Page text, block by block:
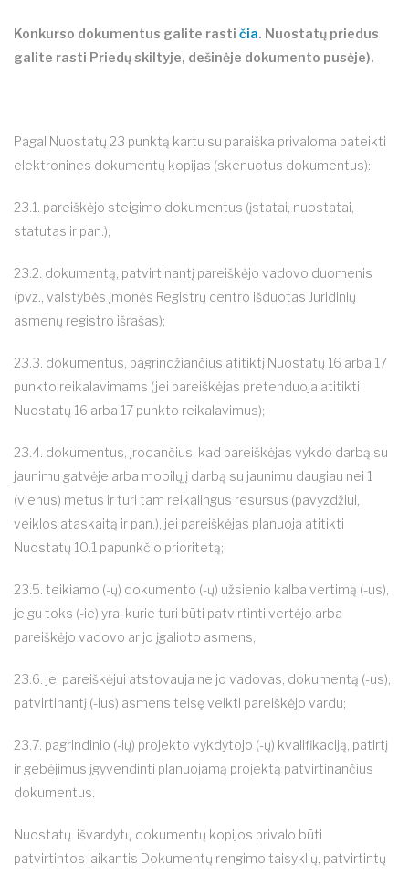
Konkurso dokumentus galite rasti čia. Nuostatų priedus
galite rasti Priedų skiltyje, dešinėje dokumento pusėje).
Pagal Nuostatų 23 punktą kartu su paraiška privaloma pateikti
elektronines dokumentų kopijas (skenuotus dokumentus):
23.1. pareiškėjo steigimo dokumentus (įstatai, nuostatai,
statutas ir pan.);
23.2. dokumentą, patvirtinantį pareiškėjo vadovo duomenis
(pvz., valstybės įmonės Registrų centro išduotas Juridinių
asmenų registro išrašas);
23.3. dokumentus, pagrindžiančius atitiktį Nuostatų 16 arba 17
punkto reikalavimams (jei pareiškėjas pretenduoja atitikti
Nuostatų 16 arba 17 punkto reikalavimus);
23.4. dokumentus, įrodančius, kad pareiškėjas vykdo darbą su
jaunimu gatvėje arba mobilųjį darbą su jaunimu daugiau nei 1
(vienus) metus ir turi tam reikalingus resursus (pavyzdžiui,
veiklos ataskaitą ir pan.), jei pareiškėjas planuoja atitikti
Nuostatų 10.1 papunkčio prioritetą;
23.5. teikiamo (-ų) dokumento (-ų) užsienio kalba vertimą (-us),
jeigu toks (-ie) yra, kurie turi būti patvirtinti vertėjo arba
pareiškėjo vadovo ar jo įgalioto asmens;
23.6. jei pareiškėjui atstovauja ne jo vadovas, dokumentą (-us),
patvirtinantį (-ius) asmens teisę veikti pareiškėjo vardu;
23.7. pagrindinio (-ių) projekto vykdytojo (-ų) kvalifikaciją, patirtį
ir gebėjimus įgyvendinti planuojamą projektą patvirtinančius
dokumentus.
Nuostatų išvardytų dokumentų kopijos privalo būti
patvirtintos laikantis Dokumentų rengimo taisyklių, patvirtintų